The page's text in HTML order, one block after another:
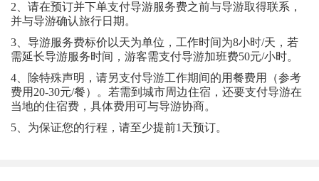
2、请在预订并下单支付导游服务费之前与导游取得联系，
并与导游确认旅行日期。
3、导游服务费标价以天为单位，工作时间为8小时/天，若
需延长导游服务时间，游客需支付导游加班费50元/小时。
4、除特殊声明，请另支付导游工作期间的用餐费用（参考
费用20-30元/餐）。若需到城市周边住宿，还要支付导游在
当地的住宿费，具体费用可与导游协商。
5、为保证您的行程，请至少提前1天预订。